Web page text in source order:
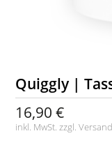
Quiggly |
16,90 €
inkl. MwSt. zzgl.